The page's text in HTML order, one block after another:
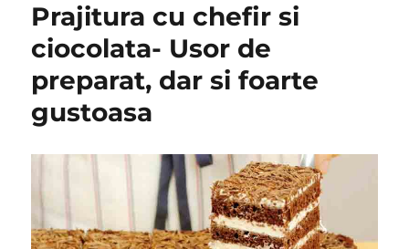
Prajitura cu chefir si
ciocolata- Usor de
preparat, dar si foarte
gustoasa